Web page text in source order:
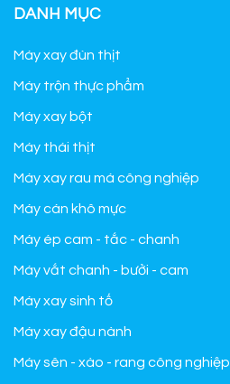
DANH MỤC
Máy xay đùn thịt
Máy trộn thực phẩm
Máy xay bột
Máy thái thịt
Máy xay rau má công nghiệp
Máy cán khô mực
Máy ép cam - tắc - chanh
Máy vắt chanh - bưởi - cam
Máy xay sinh tố
Máy xay đậu nành
Máy sên - xào - rang công nghiệp